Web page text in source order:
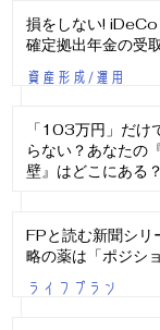
損をしない!
確定拠出年金の受
資産形成/運用
「103万円」だけ
らない？あなたの
壁』はどこにある？
FPと読む新聞シ
略の薬は「ポジシ
ライフプラン